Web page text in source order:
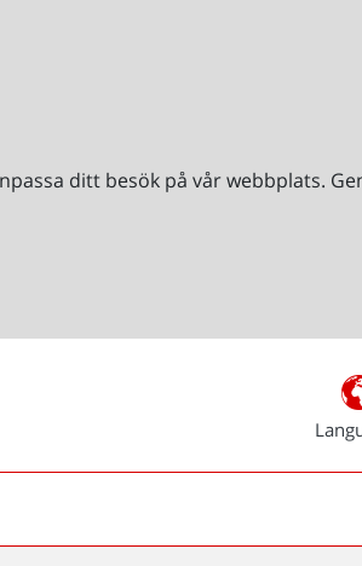
ditt besök på vår webbplats.